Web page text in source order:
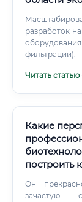
разработок
фильтрации).
Читать статью
Какие
построить
Он
зачастую